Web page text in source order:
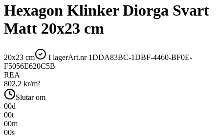
Hexagon Klinker Diorga Svart
Matt 20x23 cm
20x23 cm I lagerArt.nr 1DDA83BC-1DBF-4460-BF0E-
F5056E620C5B
REA
802,2 kr/m²
Slutar om
00d
00t
00m
00s